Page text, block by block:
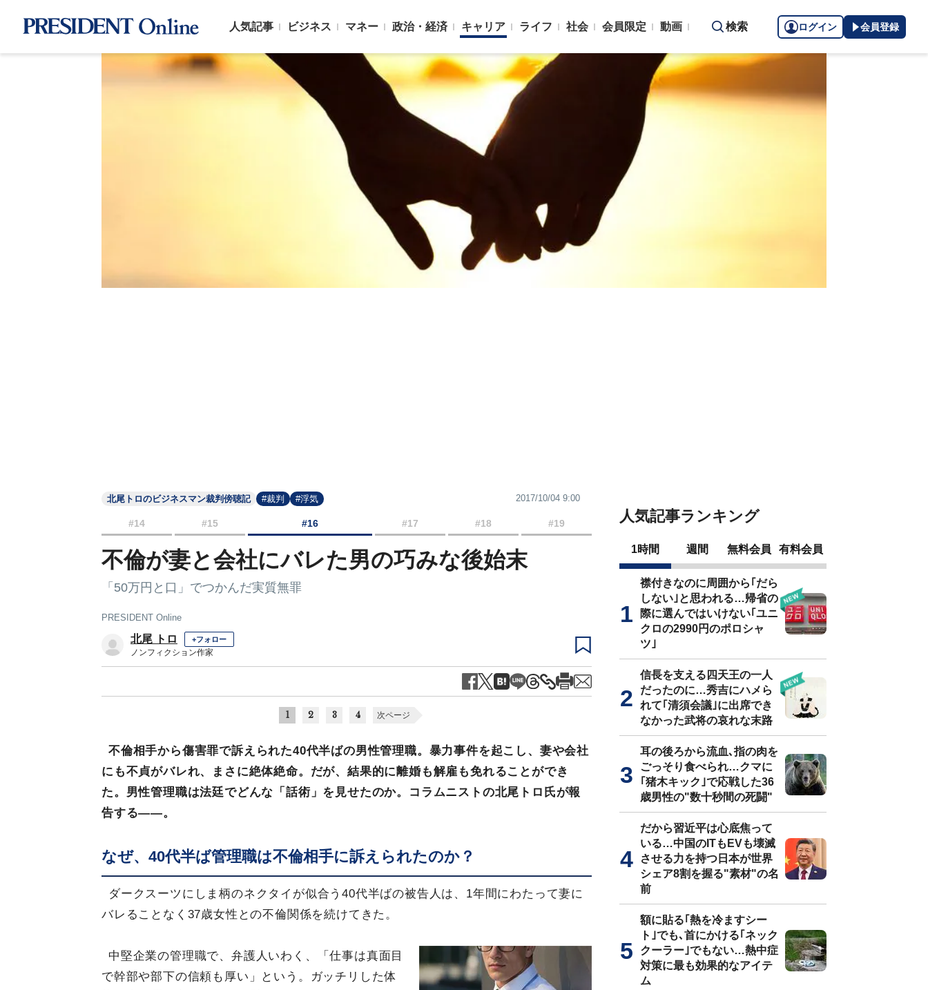
人気記事 ビジネス マネー 政治・経済 キャリア ライフ 社会 会員限定 動画 検索 ログイン 会員登録
北尾トロのビジネスマン裁判傍聴記 #裁判 #浮気 2017/10/04 9:00
#14 #15 #16 #17 #18 #19
不倫が妻と会社にバレた男の巧みな後始末
「50万円と口」でつかんだ実質無罪
PRESIDENT Online
北尾 トロ +フォロー
ノンフィクション作家
1 2 3 4 次ページ
不倫相手から傷害罪で訴えられた40代半ばの男性管理職。暴力事件を起こし、妻や会社
にも不貞がバレれ、まさに絶体絶命。だが、結果的に離婚も解雇も免れることができ
た。男性管理職は法廷でどんな「話術」を見せたのか。コラムニストの北尾トロ氏が報
告する――。
なぜ、40代半ば管理職は不倫相手に訴えられたのか？
ダークスーツにしま柄のネクタイが似合う40代半ばの被告人は、1年間にわたって妻に
バレることなく37歳女性との不倫関係を続けてきた。
中堅企業の管理職で、弁護人いわく、「仕事は真面目
で幹部や部下の信頼も厚い」という。ガッチリした体
人気記事ランキング
1時間 週間 無料会員 有料会員
襟付きなのに周囲から｢だら
しない｣と思われる…帰省の
際に選んではいけない｢ユニ
クロの2990円のポロシャ
ツ｣
信長を支える四天王の一人
だったのに…秀吉にハメら
れて｢清須会議｣に出席でき
なかった武将の哀れな末路
耳の後ろから流血､指の肉を
ごっそり食べられ…クマに
｢猪木キック｣で応戦した36
歳男性の"数十秒間の死闘"
だから習近平は心底焦って
いる…中国のITもEVも壊滅
させる力を持つ日本が世界
シェア8割を握る"素材"の名
前
額に貼る｢熱を冷ますシー
ト｣でも､首にかける｢ネック
クーラー｣でもない…熱中症
対策に最も効果的なアイテ
ム